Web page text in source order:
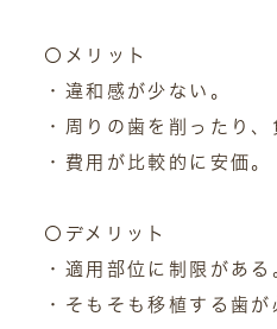
〇メリット
・違和感が少ない。
・周りの歯を削ったり、
・費用が比較的に安価。
〇デメリット
・適用部位に制限がある
・そもそも移植する歯が